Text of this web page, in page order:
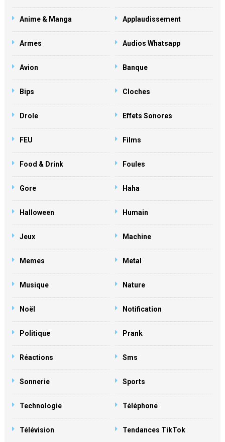
Anime & Manga Applaudissement
Armes Audios Whatsapp
Avion Banque
Bips Cloches
Drole Effets Sonores
FEU Films
Food & Drink Foules
Gore Haha
Halloween Humain
Jeux Machine
Memes Metal
Musique Nature
Noël Notification
Politique Prank
Réactions Sms
Sonnerie Sports
Technologie Téléphone
Télévision Tendances TikTok